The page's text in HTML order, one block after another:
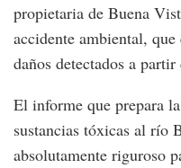
propietaria de Buena
accidente ambiental,
daños detectados a
El informe que prepara
sustancias tóxicas al río
absolutamente riguroso